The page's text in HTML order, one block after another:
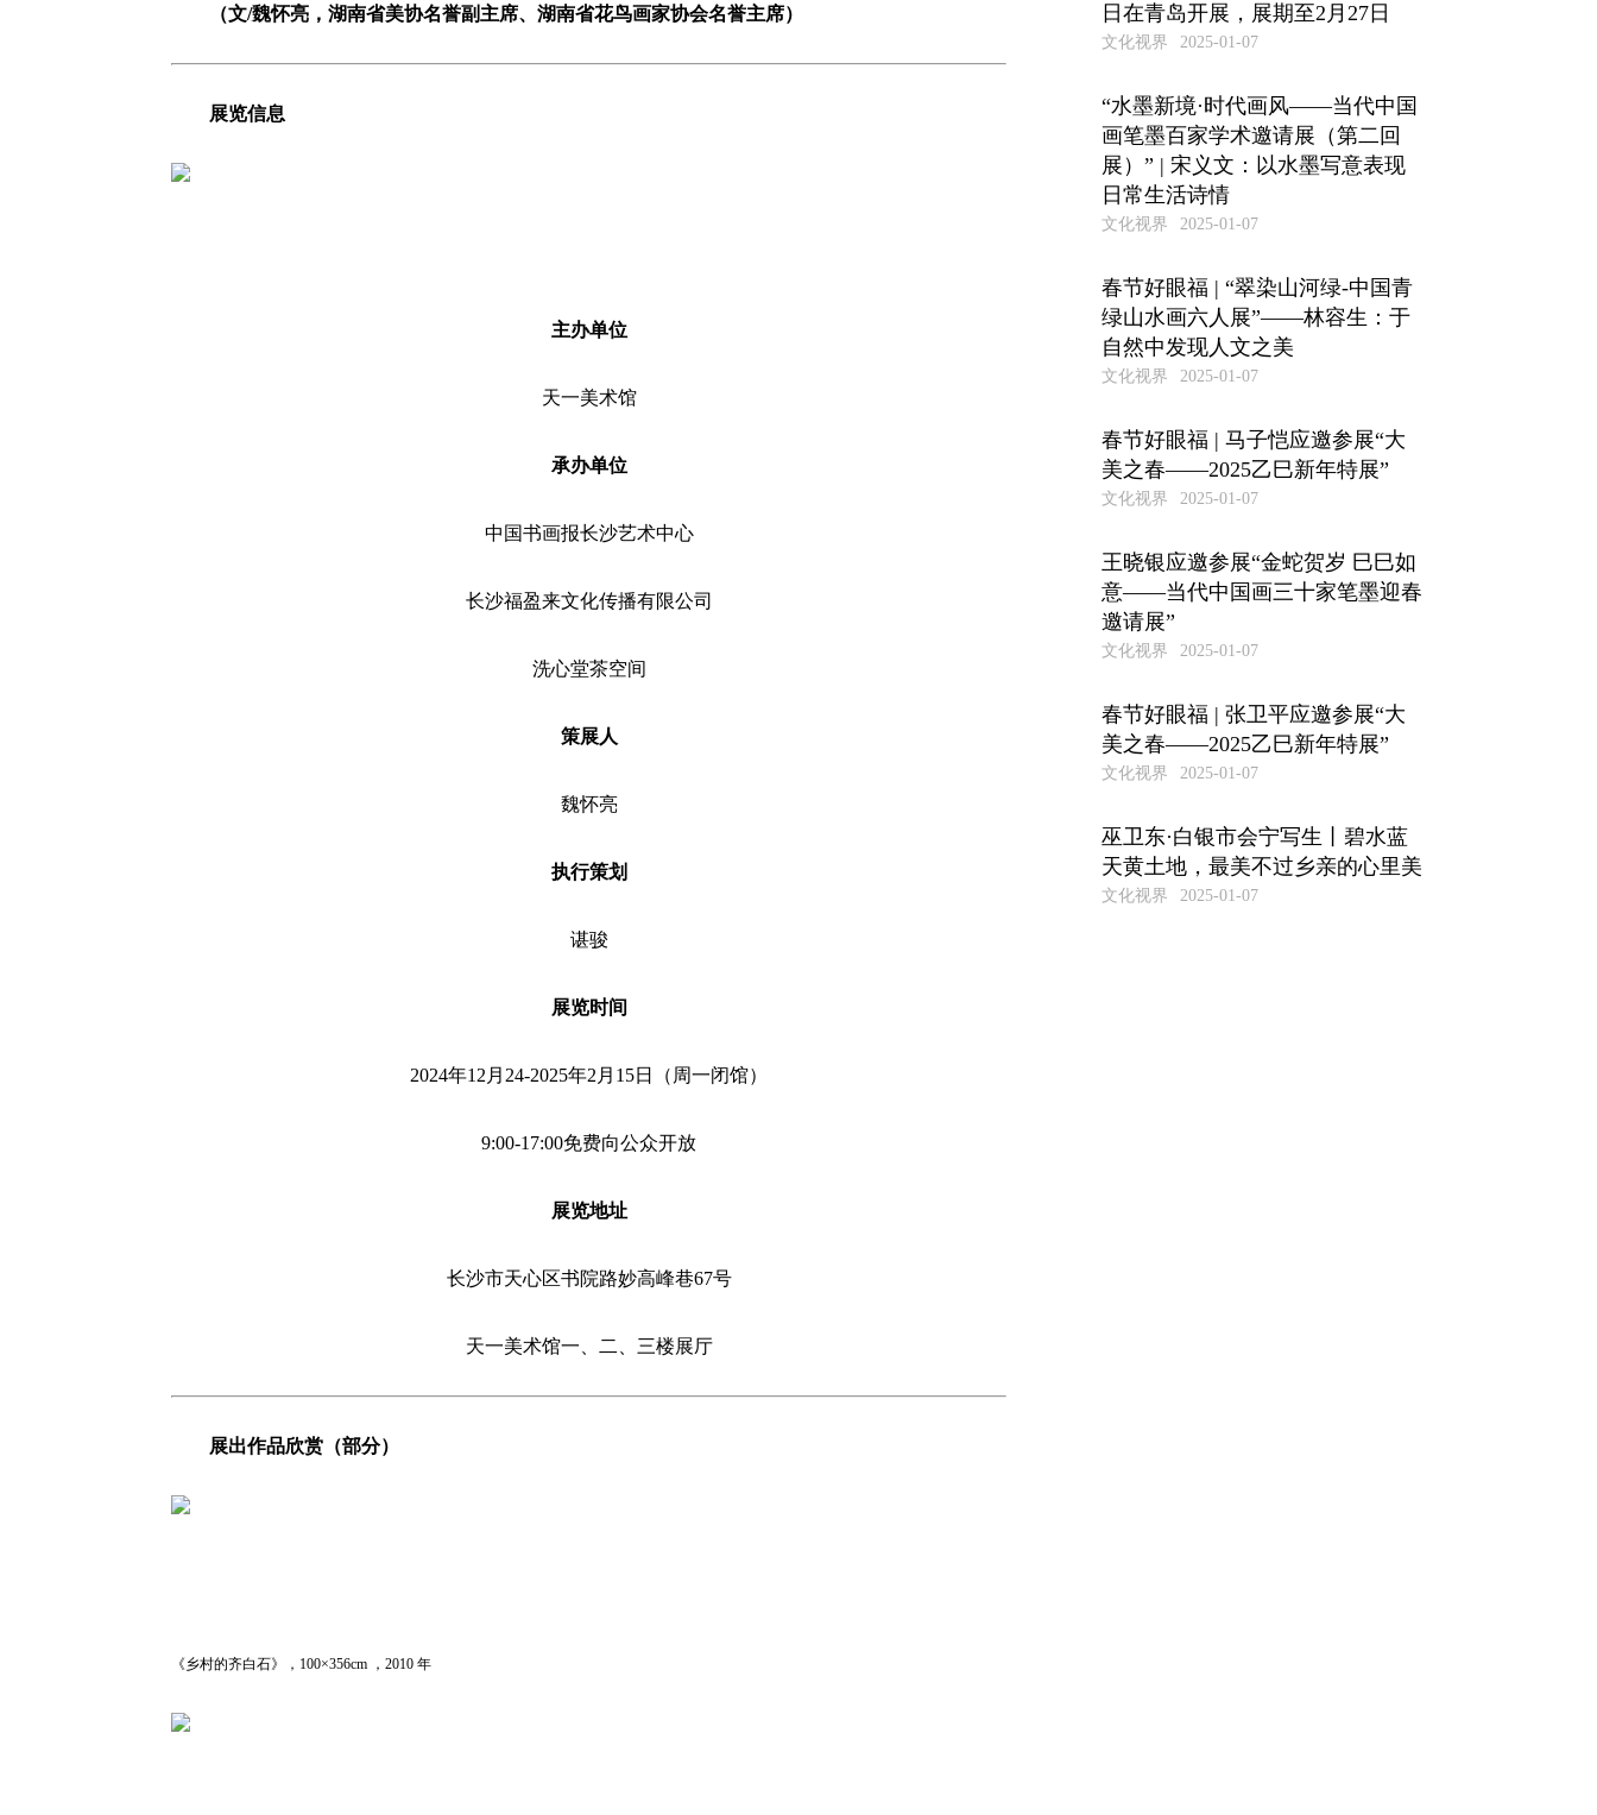
（文/魏怀亮，湖南省美协名誉副主席、湖南省花鸟画家协会名誉主席）
展览信息
主办单位
天一美术馆
承办单位
中国书画报长沙艺术中心
长沙福盈来文化传播有限公司
洗心堂茶空间
策展人
魏怀亮
执行策划
谌骏
展览时间
2024年12月24-2025年2月15日（周一闭馆）
9:00-17:00免费向公众开放
展览地址
长沙市天心区书院路妙高峰巷67号
天一美术馆一、二、三楼展厅
展出作品欣赏（部分）
《乡村的齐白石》，100×356cm ，2010 年
日在青岛开展，展期至2月27日
文化视界 2025-01-07
“水墨新境·时代画风——当代中国
画笔墨百家学术邀请展（第二回
展）” | 宋义文：以水墨写意表现
日常生活诗情
文化视界 2025-01-07
春节好眼福 | “翠染山河绿-中国青
绿山水画六人展”——林容生：于
自然中发现人文之美
文化视界 2025-01-07
春节好眼福 | 马子恺应邀参展“大
美之春——2025乙巳新年特展”
文化视界 2025-01-07
王晓银应邀参展“金蛇贺岁 巳巳如
意——当代中国画三十家笔墨迎春
邀请展”
文化视界 2025-01-07
春节好眼福 | 张卫平应邀参展“大
美之春——2025乙巳新年特展”
文化视界 2025-01-07
巫卫东·白银市会宁写生丨碧水蓝
天黄土地，最美不过乡亲的心里美
文化视界 2025-01-07